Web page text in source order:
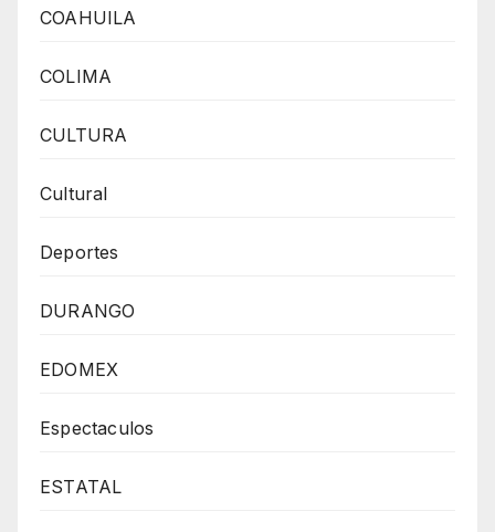
COAHUILA
COLIMA
CULTURA
Cultural
Deportes
DURANGO
EDOMEX
Espectaculos
ESTATAL